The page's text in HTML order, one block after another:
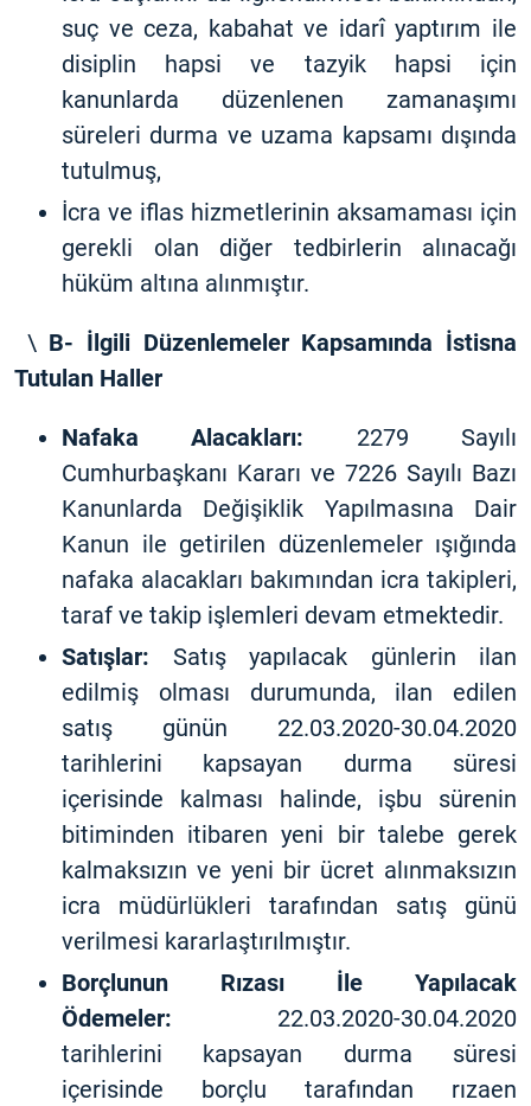
suç ve ceza, kabahat ve idarî yaptırım ile
disiplin hapsi ve tazyik hapsi için
kanunlarda düzenlenen zamanaşımı
süreleri durma ve uzama kapsamı dışında
tutulmuş,
İcra ve iflas hizmetlerinin aksamaması için
gerekli olan diğer tedbirlerin alınacağı
hüküm altına alınmıştır.
\ B- İlgili Düzenlemeler Kapsamında İstisna
Tutulan Haller
Nafaka Alacakları: 2279 Sayılı
Cumhurbaşkanı Kararı ve 7226 Sayılı Bazı
Kanunlarda Değişiklik Yapılmasına Dair
Kanun ile getirilen düzenlemeler ışığında
nafaka alacakları bakımından icra takipleri,
taraf ve takip işlemleri devam etmektedir.
Satışlar: Satış yapılacak günlerin ilan
edilmiş olması durumunda, ilan edilen
satış günün 22.03.2020-30.04.2020
tarihlerini kapsayan durma süresi
içerisinde kalması halinde, işbu sürenin
bitiminden itibaren yeni bir talebe gerek
kalmaksızın ve yeni bir ücret alınmaksızın
icra müdürlükleri tarafından satış günü
verilmesi kararlaştırılmıştır.
Borçlunun Rızası İle Yapılacak
Ödemeler: 22.03.2020-30.04.2020
tarihlerini kapsayan durma süresi
içerisinde borçlu tarafından rızaen